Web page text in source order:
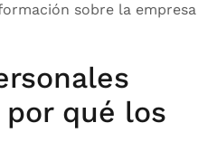
sobre la empresa
por qué los